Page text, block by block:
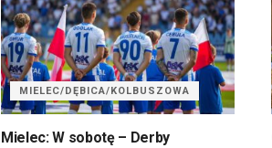
MIELEC/DĘBICA/KOLBUSZOWA
Mielec: W sobotę – Derby